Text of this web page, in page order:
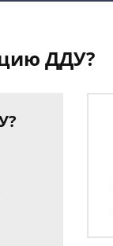
ДДУ?